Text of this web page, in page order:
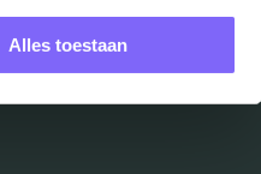
Alles toestaan